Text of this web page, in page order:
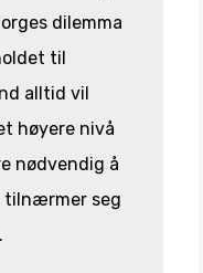
dilemma
til
alltid vil
høyere nivå
nødvendig å
tilnærmer seg